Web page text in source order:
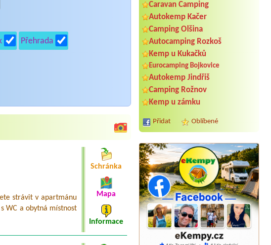
Caravan Camping
Autokemp Kačer
Camping Olšina
Autocamping Rozkoš
Kemp u Kukačků
Eurocamping Bojkovice
Autokemp Jindřiš
Camping Rožnov
Kemp u zámku
Přidat Oblíbené
Termín od 2026-07-31 |Koupaliště a
kemp Zákupy
1 stan/2 dospělé osoby, malý pes,
Přehrada
strávit v apartmánu
WC a obytná místnost
Schránka
Mapa
Informace